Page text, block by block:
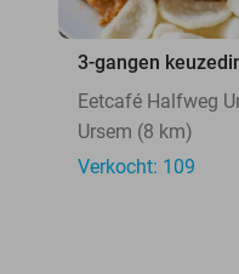
3-gangen
Eetcafé Halfweg
Ursem (8 km)
Verkocht: 109